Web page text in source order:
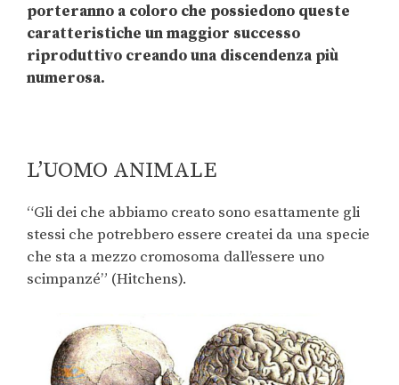
porteranno a coloro che possiedono queste
caratteristiche un maggior successo
riproduttivo creando una discendenza più
numerosa.
L’UOMO ANIMALE
“Gli dei che abbiamo creato sono esattamente gli
stessi che potrebbero essere createi da una specie
che sta a mezzo cromosoma dall’essere uno
scimpanzé” (Hitchens).